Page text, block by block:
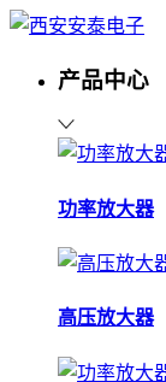
产品中心
功率放大器
高压放大器